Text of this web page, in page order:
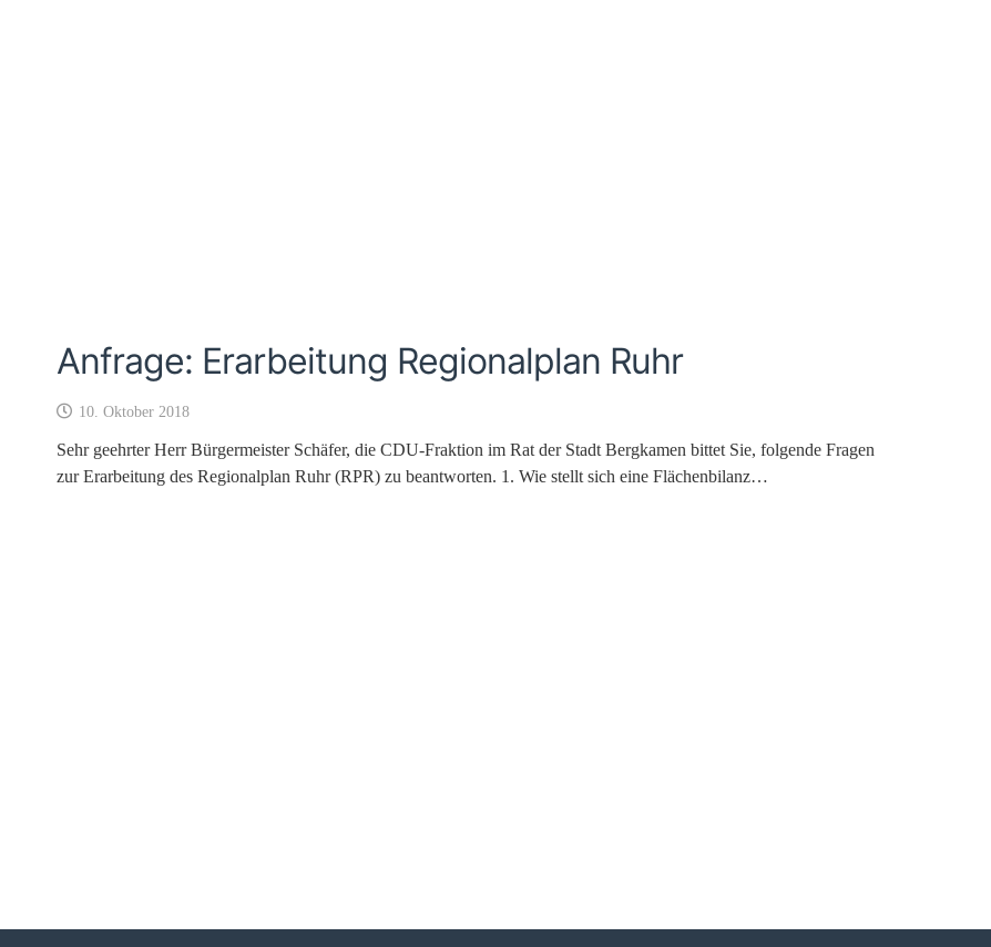
Anfrage: Erarbeitung Regionalplan Ruhr
10. Oktober 2018
Sehr geehrter Herr Bürgermeister Schäfer, die CDU-Fraktion im Rat der Stadt Bergkamen bittet Sie, folgende Fragen
zur Erarbeitung des Regionalplan Ruhr (RPR) zu beantworten. 1. Wie stellt sich eine Flächenbilanz…